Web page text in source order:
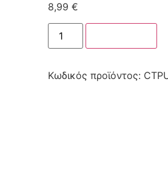
8,99 €
Κωδικός προϊόντος: